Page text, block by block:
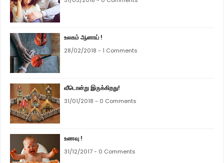
உலகம் ஆனாய் !
28/02/2018 - 1 Comments
வீடொன்று இருக்கிறது!
31/01/2018 - 0 Comments
உணவு !
31/12/2017 - 0 Comments